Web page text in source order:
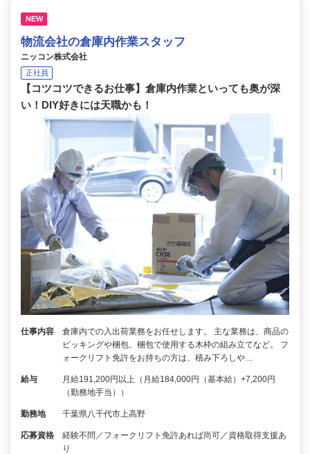
NEW
物流会社の倉庫内作業スタッフ
ニッコン株式会社
正社員
【コツコツできるお仕事】倉庫内作業といっても奥が深
い！DIY好きには天職かも！
仕事内容
倉庫内での入出荷業務をお任せします。 主な業務は、商品の
ピッキングや梱包、梱包で使用する木枠の組み立てなど。 フ
ォークリフト免許をお持ちの方は、積み下ろしや…
給与
月給191,200円以上（月給184,000円（基本給）+7,200円
（勤務地手当））
勤務地 千葉県八千代市上高野
応募資格
経験不問／フォークリフト免許あれば尚可／資格取得支援あ
り